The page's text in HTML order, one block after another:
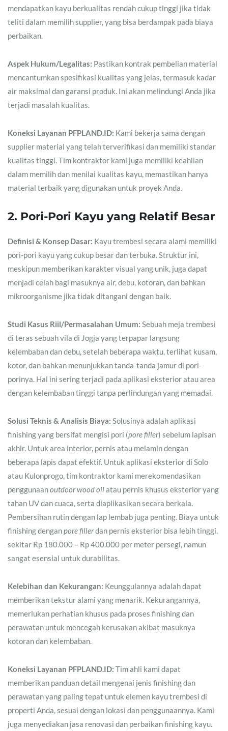
mendapatkan kayu berkualitas rendah cukup tinggi jika tidak
teliti dalam memilih supplier, yang bisa berdampak pada biaya
perbaikan.
Aspek Hukum/Legalitas: Pastikan kontrak pembelian material
mencantumkan spesifikasi kualitas yang jelas, termasuk kadar
air maksimal dan garansi produk. Ini akan melindungi Anda jika
terjadi masalah kualitas.
Koneksi Layanan PFPLAND.ID: Kami bekerja sama dengan
supplier material yang telah terverifikasi dan memiliki standar
kualitas tinggi. Tim kontraktor kami juga memiliki keahlian
dalam memilih dan menilai kualitas kayu, memastikan hanya
material terbaik yang digunakan untuk proyek Anda.
2. Pori-Pori Kayu yang Relatif Besar
Definisi & Konsep Dasar: Kayu trembesi secara alami memiliki
pori-pori kayu yang cukup besar dan terbuka. Struktur ini,
meskipun memberikan karakter visual yang unik, juga dapat
menjadi celah bagi masuknya air, debu, kotoran, dan bahkan
mikroorganisme jika tidak ditangani dengan baik.
Studi Kasus Riil/Permasalahan Umum: Sebuah meja trembesi
di teras sebuah vila di Jogja yang terpapar langsung
kelembaban dan debu, setelah beberapa waktu, terlihat kusam,
kotor, dan bahkan menunjukkan tanda-tanda jamur di pori-
porinya. Hal ini sering terjadi pada aplikasi eksterior atau area
dengan kelembaban tinggi tanpa perlindungan yang memadai.
Solusi Teknis & Analisis Biaya: Solusinya adalah aplikasi
finishing yang bersifat mengisi pori (pore filler) sebelum lapisan
akhir. Untuk area interior, pernis atau melamin dengan
beberapa lapis dapat efektif. Untuk aplikasi eksterior di Solo
atau Kulonprogo, tim kontraktor kami merekomendasikan
penggunaanoutdoor wood oilatau pernis khusus eksterior yang
tahan UV dan cuaca, serta diaplikasikan secara berkala.
Pembersihan rutin dengan lap lembab juga penting. Biaya untuk
finishing denganpore fillerdan pernis eksterior bisa lebih tinggi,
sekitar Rp 180.000 – Rp 400.000 per meter persegi, namun
sangat esensial untuk durabilitas.
Kelebihan dan Kekurangan: Keunggulannya adalah dapat
memberikan tekstur alami yang menarik. Kekurangannya,
memerlukan perhatian khusus pada proses finishing dan
perawatan untuk mencegah kerusakan akibat masuknya
kotoran dan kelembaban.
Koneksi Layanan PFPLAND.ID: Tim ahli kami dapat
memberikan panduan detail mengenai jenis finishing dan
perawatan yang paling tepat untuk elemen kayu trembesi di
properti Anda, sesuai dengan lokasi dan penggunaannya. Kami
juga menyediakan jasa renovasi dan perbaikan finishing kayu.